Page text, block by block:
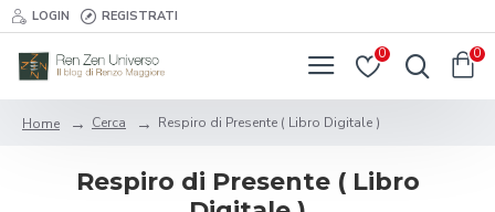
LOGIN REGISTRATI
0 0
Home Cerca Respiro di Presente ( Libro Digitale )
Respiro di Presente ( Libro